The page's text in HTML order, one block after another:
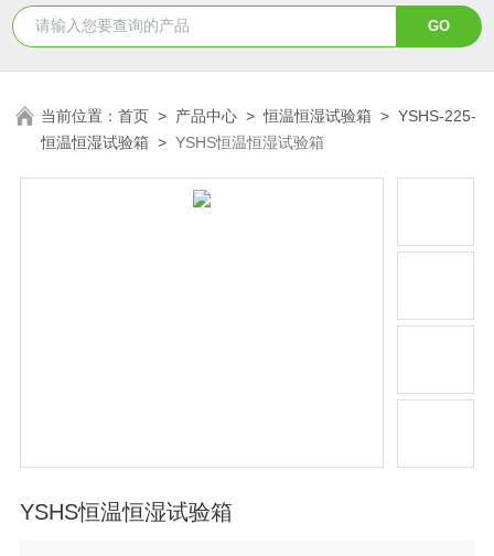
当前位置：首页 > 产品中心 >恒温恒湿试验箱 >YSHS-225-
恒温恒湿试验箱 >YSHS恒温恒湿试验箱
YSHS恒温恒湿试验箱